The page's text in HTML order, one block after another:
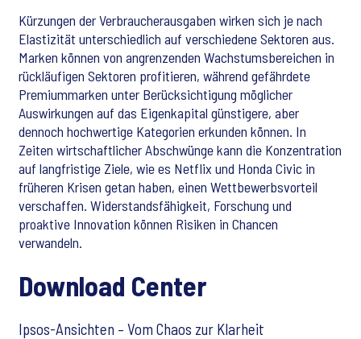
Kürzungen der Verbraucherausgaben wirken sich je nach
Elastizität unterschiedlich auf verschiedene Sektoren aus.
Marken können von angrenzenden Wachstumsbereichen in
rückläufigen Sektoren profitieren, während gefährdete
Premiummarken unter Berücksichtigung möglicher
Auswirkungen auf das Eigenkapital günstigere, aber
dennoch hochwertige Kategorien erkunden können. In
Zeiten wirtschaftlicher Abschwünge kann die Konzentration
auf langfristige Ziele, wie es Netflix und Honda Civic in
früheren Krisen getan haben, einen Wettbewerbsvorteil
verschaffen. Widerstandsfähigkeit, Forschung und
proaktive Innovation können Risiken in Chancen
verwandeln.
Download Center
Ipsos-Ansichten – Vom Chaos zur Klarheit